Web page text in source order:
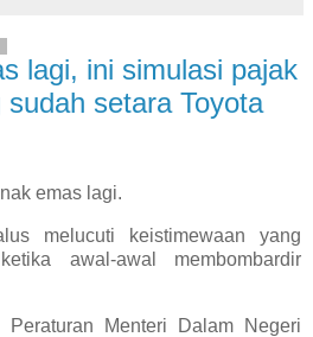
lagi, ini simulasi pajak
setara Toyota
emas lagi.
melucuti keistimewaan yang
awal-awal membombardir
Menteri Dalam Negeri